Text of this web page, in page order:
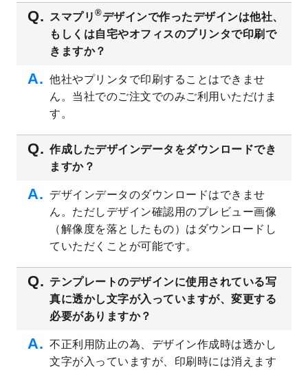
いたしました。
2023/6/12
うちわのデザインテンプレート
を公開いた
しました。
を公開いたしました。
2023/5/9
書類カバー（見積書表紙）のデザインテン
追加しました。
2023/4/20
2023/4/18
セミナー・講演会のチラシデザインテンプ
レートを追加しました。
2023/4/18
スポーツジム・フィットネスクラブのチラ
シデザインテンプレート
2023/3/16
シール・ラベルのデザインテンプレートを
公開いたしました。
2023/3/13
封筒（長3、洋長3、角2）のデザインテンプ
レートを追加しました。
2023/3/13
クリアファイルのデザインテンプレート
追加しました。
スマプリ ®デザインで作ったデザインは他社、
もしくは自宅やオフィスのプリンタで印刷で
きますか？
他社やプリンタで印刷することはできませ
ん。当社でのご注文でのみご利用いただけま
す。
作成したデザインデータをダウンロードでき
ますか？
デザインデータのダウンロードはできませ
ん。ただしデザイン確認用のプレビュー画像
（解像度を落としたもの）はダウンロードし
ていただくことが可能です。
テンプレートのデザインに使用されている写
真に透かし文字が入っていますが、変更する
必要がありますか？
不正利用防止の為、デザイン作成時は透かし
文字が入っていますが、印刷時には消えます